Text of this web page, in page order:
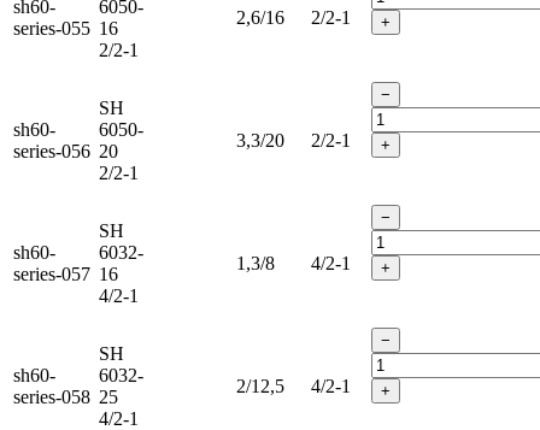
sh60-
series-055
6050-
16
2/2-1
2,6/16 2/2-1 +
sh60-
series-056
SH
6050-
20
2/2-1
3,3/20 2/2-1
−
+
sh60-
series-057
SH
6032-
16
4/2-1
1,3/8 4/2-1
−
+
sh60-
series-058
SH
6032-
25
4/2-1
2/12,5 4/2-1
−
+